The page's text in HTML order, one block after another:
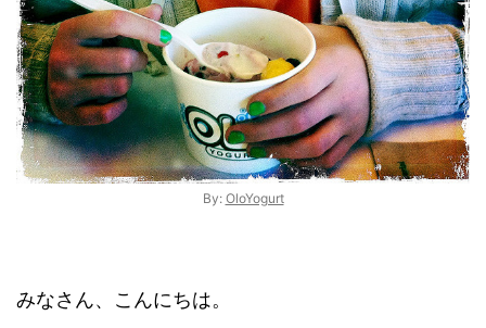
By: OloYogurt
みなさん、こんにちは。